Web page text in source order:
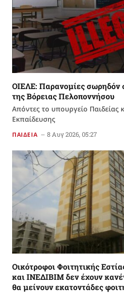
ΟΙΕΛΕ: Παρανομίες σωρηδόν
της Βόρειας Πελοποννήσου
Απόντες το υπουργείο Παιδείας
Εκπαίδευσης
ΠΑΙΔΕΙΑ 8 Αυγ 2026, 05:27
Οικότροφοι Φοιτητικής
και ΙΝΕΔΙΒΙΜ δεν έχουν
θα μείνουν εκατοντάδες